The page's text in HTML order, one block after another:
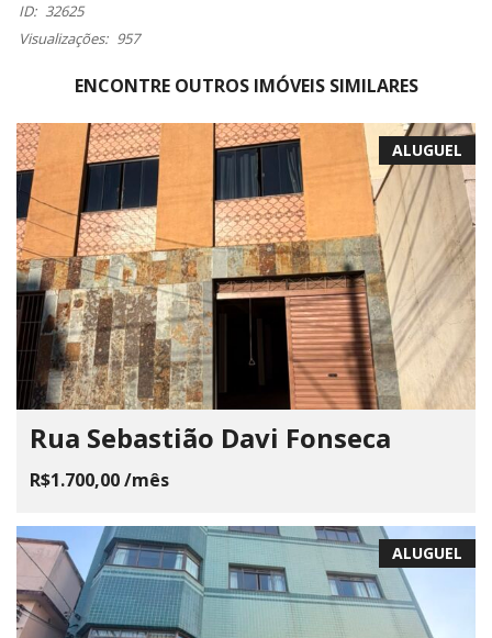
ID: 32625
Visualizações: 957
ENCONTRE OUTROS IMÓVEIS SIMILARES
ALUGUEL
Rua Sebastião Davi Fonseca
R$1.700,00 /mês
ALUGUEL